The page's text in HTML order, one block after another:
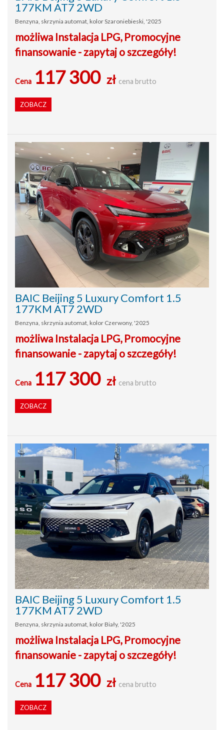
177KM AT7 2WD
Benzyna, skrzynia automat, kolor Szaroniebieski, '2025
możliwa Instalacja LPG, Promocyjne
finansowanie - zapytaj o szczegóły!
Cena 117 300 zł cena brutto
ZOBACZ
BAIC Beijing 5 Luxury Comfort 1.5
177KM AT7 2WD
Benzyna, skrzynia automat, kolor Czerwony, '2025
możliwa Instalacja LPG, Promocyjne
finansowanie - zapytaj o szczegóły!
Cena 117 300 zł cena brutto
ZOBACZ
BAIC Beijing 5 Luxury Comfort 1.5
177KM AT7 2WD
Benzyna, skrzynia automat, kolor Biały, '2025
możliwa Instalacja LPG, Promocyjne
finansowanie - zapytaj o szczegóły!
Cena 117 300 zł cena brutto
ZOBACZ